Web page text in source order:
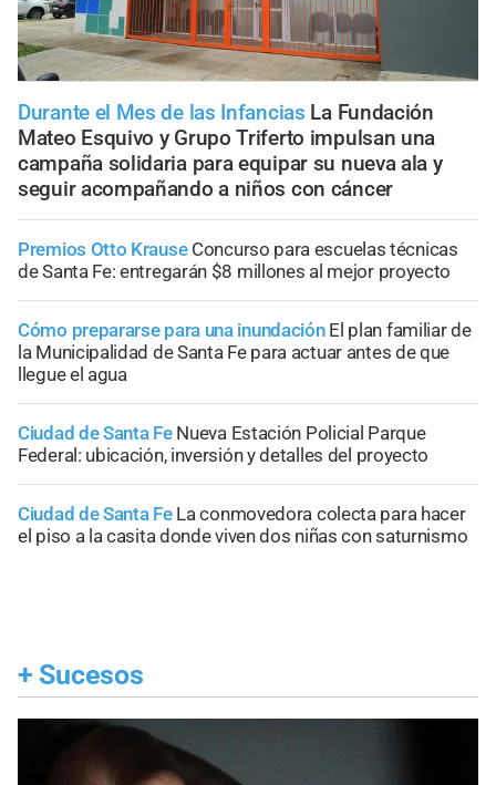
Durante el Mes de las Infancias La Fundación
Mateo Esquivo y Grupo Triferto impulsan una
campaña solidaria para equipar su nueva ala y
seguir acompañando a niños con cáncer
Premios Otto Krause Concurso para escuelas técnicas
de Santa Fe: entregarán $8 millones al mejor proyecto
Cómo prepararse para una inundación El plan familiar de
la Municipalidad de Santa Fe para actuar antes de que
llegue el agua
Ciudad de Santa Fe Nueva Estación Policial Parque
Federal: ubicación, inversión y detalles del proyecto
Ciudad de Santa Fe La conmovedora colecta para hacer
el piso a la casita donde viven dos niñas con saturnismo
+ Sucesos